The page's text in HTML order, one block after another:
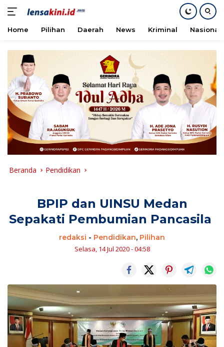
konten
Home Pilihan Daerah News Kriminal Nasional
Beranda Pendidikan
BPIP dan UINSU Medan
Sepakati Pembumian Pancasila
redaksi - Pendidikan, Pilihan
Selasa, 14 Jul 2020 - 04:58